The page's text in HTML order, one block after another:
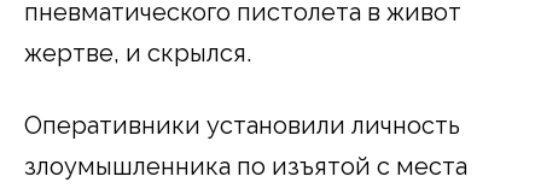
пневматического пистолета в живот
жертве, и скрылся.
Оперативники установили личность
злоумышленника по изъятой с места